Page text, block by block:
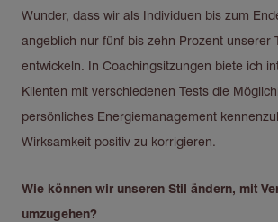
Wunder, dass wir als Individuen bis zum
angeblich nur fünf bis zehn Prozent unserer
entwickeln. In Coachingsitzungen biete ich
Klienten mit verschiedenen Tests die
persönliches Energiemanagement
Wirksamkeit positiv zu korrigieren.
Wie können wir unseren Stil ändern, mit
umzugehen?